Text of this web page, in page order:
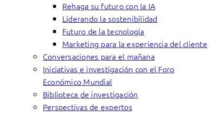
Rehaga su futuro con la IA
Liderando la sostenibilidad
Futuro de la tecnología
Marketing para la experiencia del cliente
Conversaciones para el mañana
Iniciativas e investigación con el Foro
Económico Mundial
Biblioteca de investigación
Perspectivas de expertos